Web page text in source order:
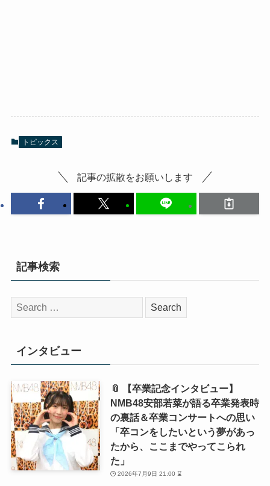
トピックス
記事の拡散をお願いします
記事検索
検
索:
インタビュー
📎 【卒業記念インタビュー】
NMB48安部若菜が語る卒業発表時
の裏話＆卒業コンサートへの思い
「卒コンをしたいという夢があっ
たから、ここまでやってこられ
た」
2026年7月9日 21:00 ⌛